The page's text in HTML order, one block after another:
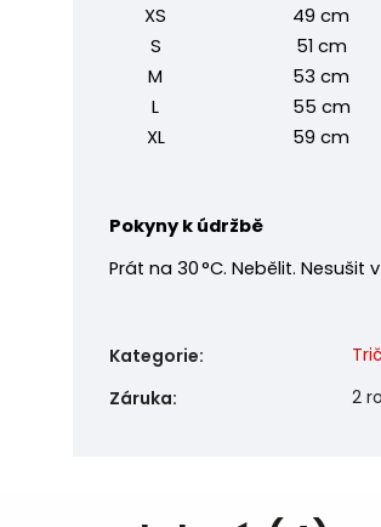
XS
49 cm
S
51 cm
M
53 cm
L
55 cm
XL
59 cm
Pokyny k údržbě
Prát na 30 °C. Nebělit.
Kategorie:
Záruka: 2